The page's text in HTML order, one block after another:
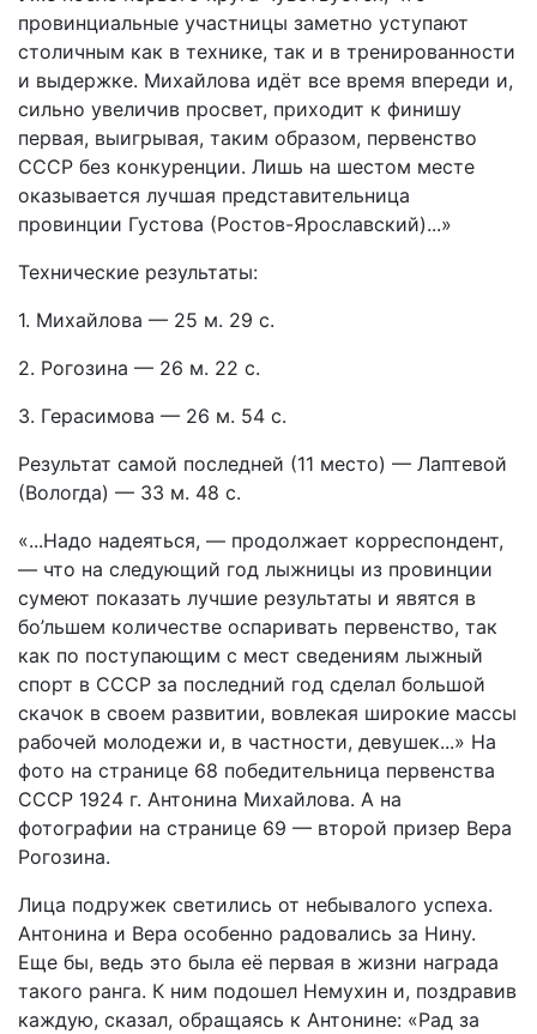
провинциальные участницы заметно уступают
столичным как в технике, так и в тренированности
и выдержке. Михайлова идёт все время впереди и,
сильно увеличив просвет, приходит к финишу
первая, выигрывая, таким образом, первенство
СССР без конкуренции. Лишь на шестом месте
оказывается лучшая представительница
провинции Густова (Ростов-Ярославский)...»
Технические результаты:
1. Михайлова — 25 м. 29 с.
2. Рогозина — 26 м. 22 с.
3. Герасимова — 26 м. 54 с.
Результат самой последней (11 место) — Лаптевой
(Вологда) — 33 м. 48 с.
«...Надо надеяться, — продолжает корреспондент,
— что на следующий год лыжницы из провинции
сумеют показать лучшие результаты и явятся в
бо’льшем количестве оспаривать первенство, так
как по поступающим с мест сведениям лыжный
спорт в СССР за последний год сделал большой
скачок в своем развитии, вовлекая широкие массы
рабочей молодежи и, в частности, девушек...» На
фото на странице 68 победительница первенства
СССР 1924 г. Антонина Михайлова. А на
фотографии на странице 69 — второй призер Вера
Рогозина.
Лица подружек светились от небывалого успеха.
Антонина и Вера особенно радовались за Нину.
Еще бы, ведь это была её первая в жизни награда
такого ранга. К ним подошел Немухин и, поздравив
каждую, сказал, обращаясь к Антонине: «Рад за